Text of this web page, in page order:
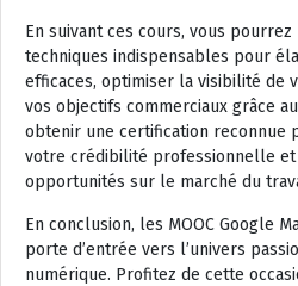
En suivant ces cours, vous
techniques indispensables pour
efficaces, optimiser la visibilité de
vos objectifs commerciaux grâce
obtenir une certification reconnue
votre crédibilité professionnelle
opportunités sur le marché du
En conclusion, les MOOC Google
porte d’entrée vers l’univers
numérique. Profitez de cette